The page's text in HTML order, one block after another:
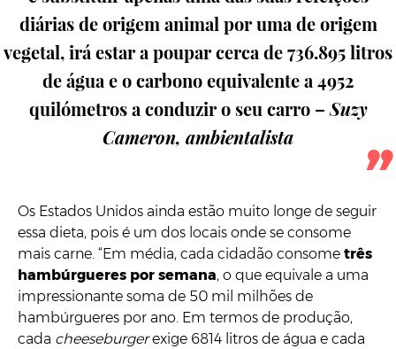
diárias de origem animal por uma de origem
vegetal, irá estar a poupar cerca de 736.895 litros
de água e o carbono equivalente a 4952
quilómetros a conduzir o seu carro – Suzy
Cameron, ambientalista
Os Estados Unidos ainda estão muito longe de seguir
essa dieta, pois é um dos locais onde se consome
mais carne. “Em média, cada cidadão consome três
hambúrgueres por semana, o que equivale a uma
impressionante soma de 50 mil milhões de
hambúrgueres por ano. Em termos de produção,
cada cheeseburgerexige 6814 litros de água e cada